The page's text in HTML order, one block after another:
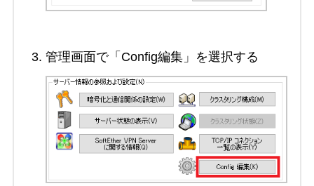
管理画面で「Config編集」を選択する